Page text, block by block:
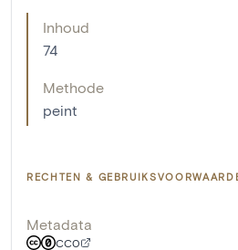
Inhoud
74
Methode
peint
RECHTEN &
Metadata
CC0